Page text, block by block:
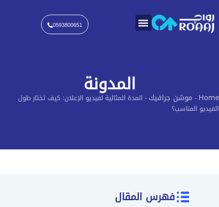
إلى
المحتوى
0593800651
المدونة Home
- موشن جرافيك - المدة المثالية لفيديو الإعلان: كيف تختار طول
الفيديو المناسب؟
فهرس المقال